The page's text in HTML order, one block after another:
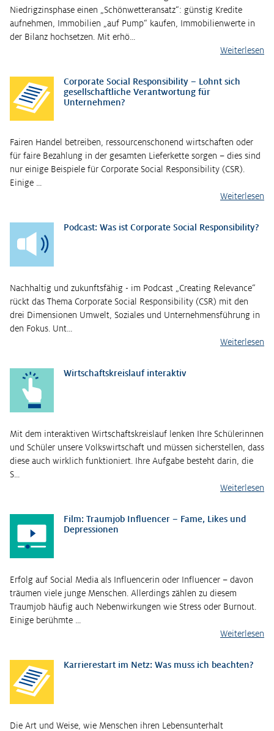
Niedrigzinsphase einen „Schönwetteransatz“: günstig Kredite
aufnehmen, Immobilien „auf Pump“ kaufen, Immobilienwerte in
der Bilanz hochsetzen. Mit erhö…
Weiterlesen
Corporate Social Responsibility – Lohnt sich
gesellschaftliche Verantwortung für
Unternehmen?
Fairen Handel betreiben, ressourcenschonend wirtschaften oder
für faire Bezahlung in der gesamten Lieferkette sorgen – dies sind
nur einige Beispiele für Corporate Social Responsibility (CSR).
Einige …
Weiterlesen
Podcast: Was ist Corporate Social Responsibility?
Nachhaltig und zukunftsfähig - im Podcast „Creating Relevance“
rückt das Thema Corporate Social Responsibility (CSR) mit den
drei Dimensionen Umwelt, Soziales und Unternehmensführung in
den Fokus. Unt…
Weiterlesen
Wirtschaftskreislauf interaktiv
Mit dem interaktiven Wirtschaftskreislauf lenken Ihre Schülerinnen
und Schüler unsere Volkswirtschaft und müssen sicherstellen, dass
diese auch wirklich funktioniert. Ihre Aufgabe besteht darin, die
S…
Weiterlesen
Film: Traumjob Influencer – Fame, Likes und
Depressionen
Erfolg auf Social Media als Influencerin oder Influencer – davon
träumen viele junge Menschen. Allerdings zählen zu diesem
Traumjob häufig auch Nebenwirkungen wie Stress oder Burnout.
Einige berühmte …
Weiterlesen
Karrierestart im Netz: Was muss ich beachten?
Die Art und Weise, wie Menschen ihren Lebensunterhalt